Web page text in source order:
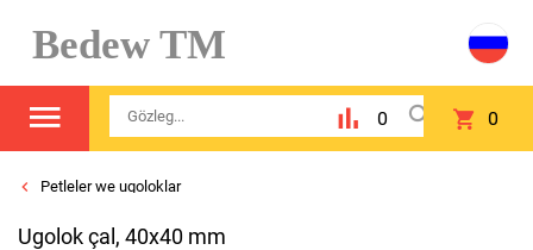
Bedew TM
0 0
Petleler we ugoloklar
Ugolok çal, 40х40 mm